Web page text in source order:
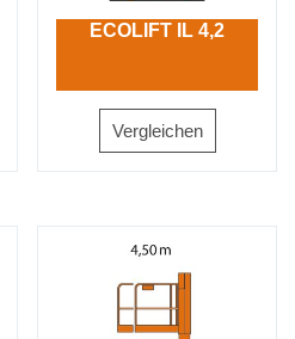
ECOLIFT IL 4,2
Vergleichen